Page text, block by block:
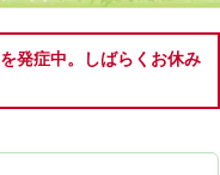

検索
を発症中。しばらくお休み